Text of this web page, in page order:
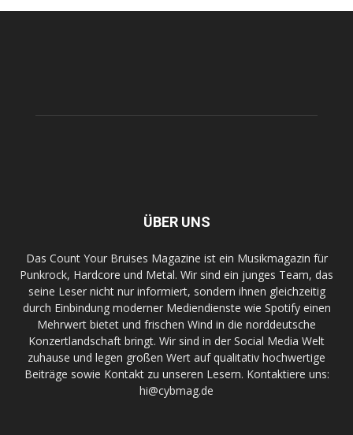
ÜBER UNS
Das Count Your Bruises Magazine ist ein Musikmagazin für
Punkrock, Hardcore und Metal. Wir sind ein junges Team, das
seine Leser nicht nur informiert, sondern ihnen gleichzeitig
durch Einbindung moderner Mediendienste wie Spotify einen
Mehrwert bietet und frischen Wind in die norddeutsche
Konzertlandschaft bringt. Wir sind in der Social Media Welt
zuhause und legen großen Wert auf qualitativ hochwertige
Beiträge sowie Kontakt zu unseren Lesern. Kontaktiere uns:
hi@cybmag.de